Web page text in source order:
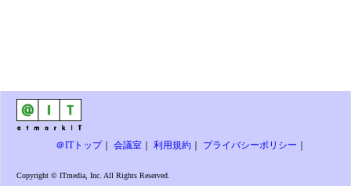
＠ITトップ｜ 会議室 利用規約 プライバシーポリシー
Copyright © ITmedia, Inc. All Rights Reserved.